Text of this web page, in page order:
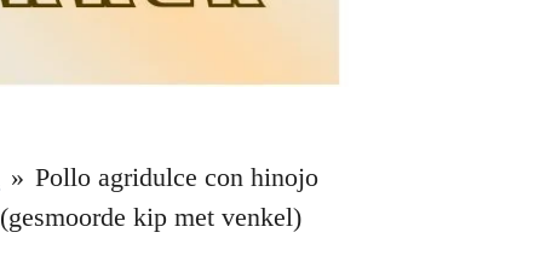
» Pollo agridulce con hinojo
(gesmoorde kip met venkel)